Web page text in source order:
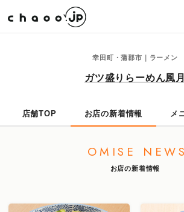
幸田町・蒲郡市｜ラーメン
ガツ盛りらーめん風月
店舗TOP お店の新着情報 メ
OMISE NEWS
お店の新着情報